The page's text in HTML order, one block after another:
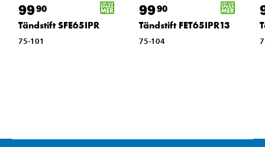
9990
Tändstift SFE65IPR
75-101
9990
Tändstift FET65IPR13
75-104